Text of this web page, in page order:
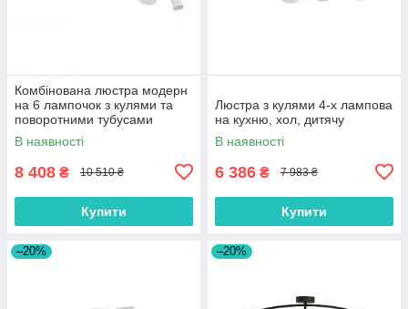
Комбінована люстра модерн
на 6 лампочок з кулями та
поворотними тубусами
В наявності
8 408 ₴ 10 510 ₴
Купити
Люстра з кулями 4-х лампова
на кухню, хол, дитячу
В наявності
6 386 ₴ 7 983 ₴
Купити
–20% –20%